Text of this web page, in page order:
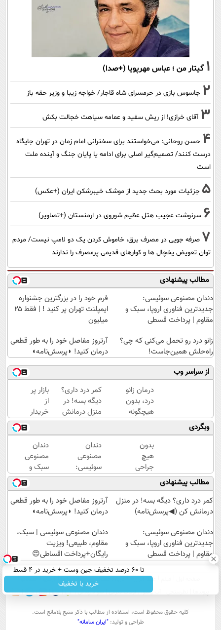
1 گیتار من ؛ عباس مهرپویا (+صدا)
2 جاسوس بازی در حرمسرای شاه قاجار/ خواجه زیبا و وزیر حقه باز
3 آقای خرازی! از ریش سفید و عمامه سیاهت خجالت بکش
4 حسن روحانی: می‌خواستند برای سخنرانی امام زمان در تهران جایگاه
درست کنند/ تصمیم‌گیر اصلی برای ادامه یا پایان جنگ و آینده ملت
است
5 جزئیات مورد بحث جدید از موشک خیبرشکن ایران (+عکس)
6 سرنوشت عجیب هتل عظیم شوروی در ارمنستان (+تصاویر)
7 صرفه جویی در مصرف برق، خاموش کردن یک دو لامپ نیست/ مردم
توان تعویض یخچال ها و کوارهای قدیمی پرمصرف را ندارند
مطالب پیشنهادی
دندان مصنوعی سوئیسی:
جدیدترین فناوری اروپا، سبک و
مقاوم | پرداخت قسطی
فرم خود را در بزرگترین جشنواره
ایمپلنت تهران پر کنید ! | فقط ۲۵
میلیون
زانو درد رو تحمل می‌کنی که چی؟
راه‌حلش همین‌جاست!
آرتروز مفاصل خود را به طور قطعی
درمان کنید! ◗پرسش‌نامه◖
از سراسر وب
درمان زانو
درد، بدون
هیچگونه
عوارض در
منزل
(◂پرسش‌نامه)
کمر درد داری؟
دیگه بسه! در
منزل درمانش
کن
(◀پرسش‌نامه)
بازار پر
از
خریدار
207
شده
!!!
ماشینتو
اینجا به
راحتی
بفروش
وبگردی
بدون
هیچ
جراحی
و
دارویی
زانو
درد
درمان
کنید
◀
پرسش
نامه ▶
دندان
مصنوعی
سوئیسی:
جدیدترین
فناوری
اروپا،
سبک و
پرداخت
قسطی
دندان
مصنوعی
سبک و
مقاوم
می‌خوای؟
پرداخت
اقساطی
داریم!😍
| 📍تهران
مطالب پیشنهادی
کمر درد داری؟ دیگه بسه! در منزل
درمانش کن (◀پرسش‌نامه)
آرتروز مفاصل خود را به طور قطعی
درمان کنید! ◗پرسش‌نامه◖
دندان مصنوعی سوئیسی:
جدیدترین فناوری اروپا، سبک و
مقاوم | پرداخت قسطی
دندان مصنوعی سوئیسی | سبک،
مقاوم، طبیعی! ویزیت
رایگان+پرداخت اقساطی😍
تا 60 درصد تخفیف جین وست + خرید در 4 قسط
خرید با تخفیف
عصر ایران۲ تماس با ما
آب و هوا اوقات شرعی سواد زندگی
كليه حقوق محفوظ است، استفاده از مطالب با ذكر منبع بلامانع است.
طراحی و تولید:"ایران سامانه"